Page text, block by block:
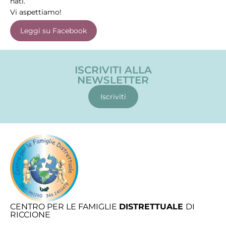
Vi aspettiamo!
Leggi su Facebook
ISCRIVITI ALLA
NEWSLETTER
Iscriviti
CENTRO PER LE FAMIGLIE DISTRETTUALE DI
RICCIONE